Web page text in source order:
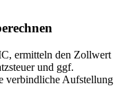
ermitteln den Zollwert
und ggf.
verbindliche Aufstellung